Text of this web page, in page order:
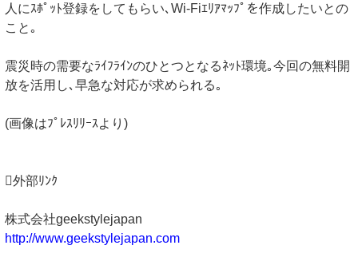
人にｽﾎﾟｯﾄ登録をしてもらい､Wi-Fiｴﾘｱﾏｯﾌﾟを作成したいとの
こと｡
震災時の需要なﾗｲﾌﾗｲﾝのひとつとなるﾈｯﾄ環境｡今回の無料開
放を活用し､早急な対応が求められる｡
(画像はﾌﾟﾚｽﾘﾘｰｽより)
外部ﾘﾝｸ
株式会社geekstylejapan
http://www.geekstylejapan.com